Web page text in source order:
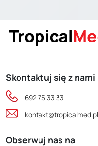
Skontaktuj się z nami
692 75 33 33
kontakt@tropicalmed.pl
Obserwuj nas na